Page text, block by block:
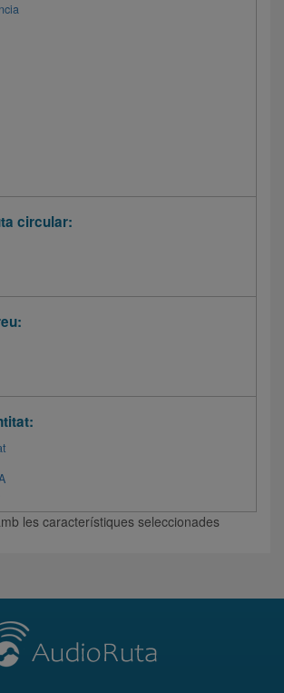
circular:
les característiques seleccionades